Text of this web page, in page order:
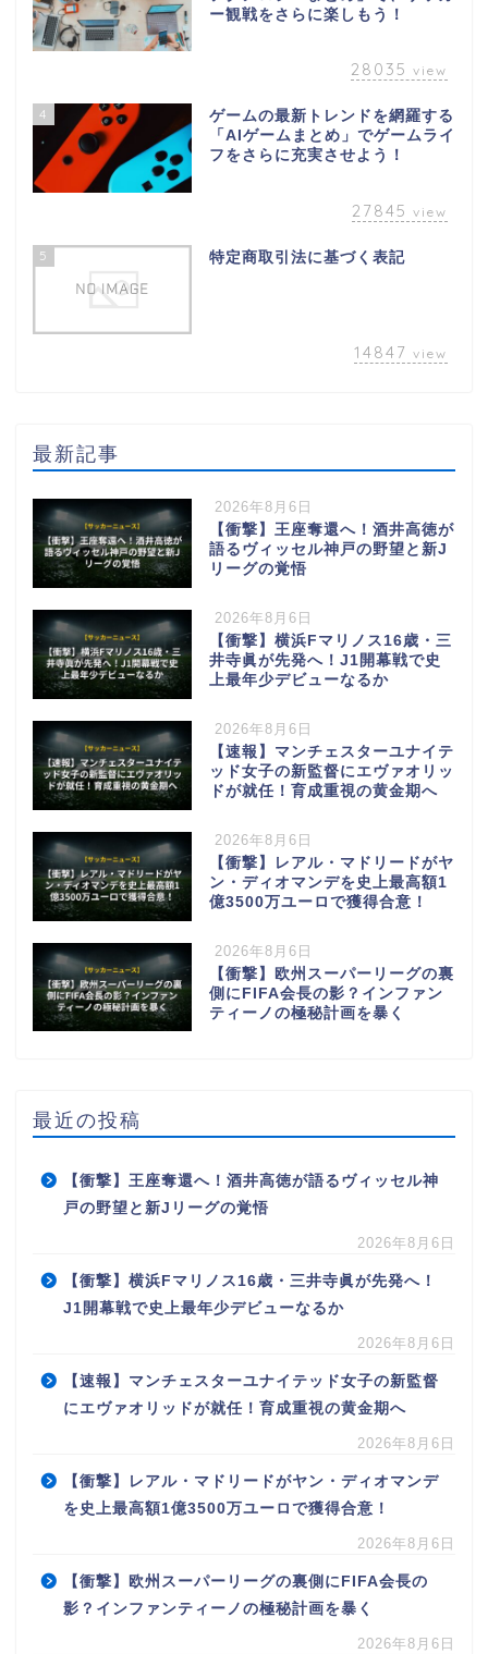
ー観戦をさらに楽しもう！
28035 view
4
ゲームの最新トレンドを網羅する
「AIゲームまとめ」でゲームライ
フをさらに充実させよう！
27845 view
5 特定商取引法に基づく表記
14847 view
最新記事
2026年8月6日
【衝撃】王座奪還へ！酒井高徳が
語るヴィッセル神戸の野望と新J
リーグの覚悟
2026年8月6日
【衝撃】横浜Fマリノス16歳・三
井寺眞が先発へ！J1開幕戦で史
上最年少デビューなるか
2026年8月6日
【速報】マンチェスターユナイテ
ッド女子の新監督にエヴァオリッ
ドが就任！育成重視の黄金期へ
2026年8月6日
【衝撃】レアル・マドリードがヤ
ン・ディオマンデを史上最高額1
億3500万ユーロで獲得合意！
2026年8月6日
【衝撃】欧州スーパーリーグの裏
側にFIFA会長の影？インファン
ティーノの極秘計画を暴く
最近の投稿
【衝撃】王座奪還へ！酒井高徳が語るヴィッセル神
戸の野望と新Jリーグの覚悟
2026年8月6日
【衝撃】横浜Fマリノス16歳・三井寺眞が先発へ！
J1開幕戦で史上最年少デビューなるか
2026年8月6日
【速報】マンチェスターユナイテッド女子の新監督
にエヴァオリッドが就任！育成重視の黄金期へ
2026年8月6日
【衝撃】レアル・マドリードがヤン・ディオマンデ
を史上最高額1億3500万ユーロで獲得合意！
2026年8月6日
【衝撃】欧州スーパーリーグの裏側にFIFA会長の
影？インファンティーノの極秘計画を暴く
2026年8月6日